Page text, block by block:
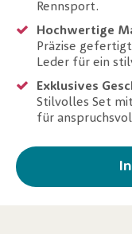
Rennsport.
Hochwertige
Präzise
Leder für ein
Exklusives
Stilvolles Set
für